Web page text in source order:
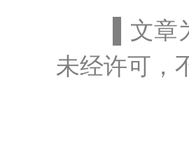
▌文
未经许可，